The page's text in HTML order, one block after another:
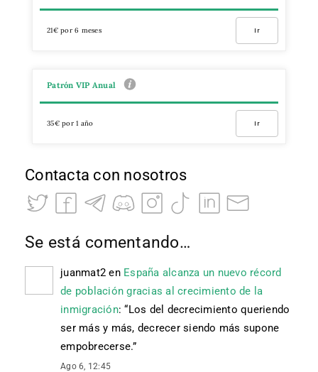
21€ por 6 meses Ir
Patrón VIP Anual
35€ por 1 año Ir
Contacta con nosotros
Se está comentando…
juanmat2 en España alcanza un nuevo récord
de población gracias al crecimiento de la
inmigración: “Los del decrecimiento queriendo
ser más y más, decrecer siendo más supone
empobrecerse.”
Ago 6, 12:45